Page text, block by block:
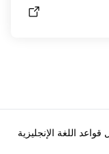
قواعد اللغة الإنجليزية